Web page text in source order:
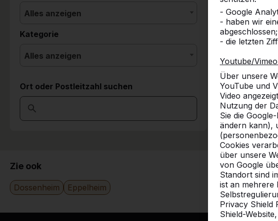
- Google
- haben wir
abgeschlossen;
- die letzten
Youtube/
Über unsere
YouTube und
Video
Nutzung der
Sie die
ändern kann),
Cookies
über unsere
von Google
Standort sind
ist an mehrere
Privacy Shield
Shield-
Alles anzeigen
Kategorie
Alles anzeigen
Ort oder Postleitzahl suchen
Zie ook
Dossenheim Eppelheim